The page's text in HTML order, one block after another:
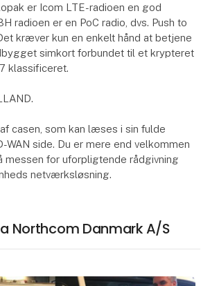
er Icom LTE-radioen en god
radioen er en PoC radio, dvs. Push to
kræver kun en enkelt hånd at betjene
simkort forbundet til et krypteret
klassificeret.
casen, som kan læses i sin fulde
WAN side. Du er mere end velkommen
messen for uforpligtende rådgivning
netværksløsning.
Northcom Danmark A/S